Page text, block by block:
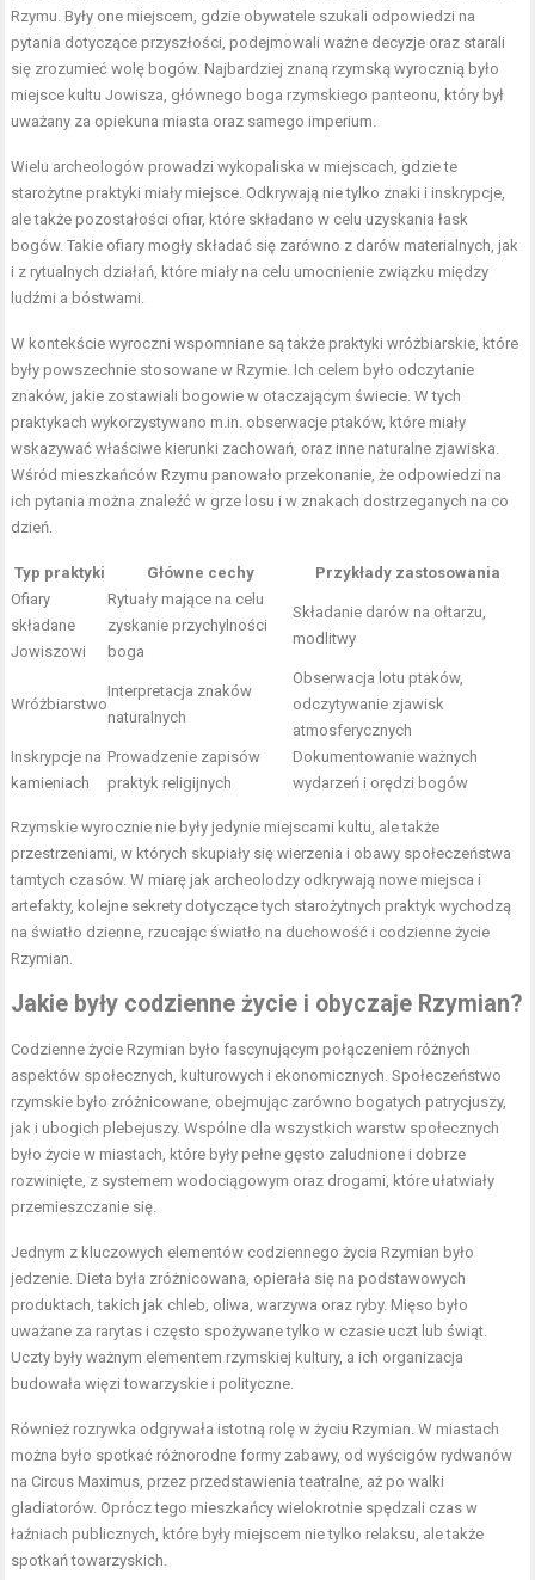
Rzymu. Były one miejscem, gdzie obywatele szukali odpowiedzi na
pytania dotyczące przyszłości, podejmowali ważne decyzje oraz starali
się zrozumieć wolę bogów. Najbardziej znaną rzymską wyrocznią było
miejsce kultu Jowisza, głównego boga rzymskiego panteonu, który był
uważany za opiekuna miasta oraz samego imperium.
Wielu archeologów prowadzi wykopaliska w miejscach, gdzie te
starożytne praktyki miały miejsce. Odkrywają nie tylko znaki i inskrypcje,
ale także pozostałości ofiar, które składano w celu uzyskania łask
bogów. Takie ofiary mogły składać się zarówno z darów materialnych, jak
i z rytualnych działań, które miały na celu umocnienie związku między
ludźmi a bóstwami.
W kontekście wyroczni wspomniane są także praktyki wróżbiarskie, które
były powszechnie stosowane w Rzymie. Ich celem było odczytanie
znaków, jakie zostawiali bogowie w otaczającym świecie. W tych
praktykach wykorzystywano m.in. obserwacje ptaków, które miały
wskazywać właściwe kierunki zachowań, oraz inne naturalne zjawiska.
Wśród mieszkańców Rzymu panowało przekonanie, że odpowiedzi na
ich pytania można znaleźć w grze losu i w znakach dostrzeganych na co
dzień.
Typ praktyki Główne cechy
Przykłady zastosowania
Ofiary
składane
Jowiszowi
Rytuały mające na celu
zyskanie przychylności
boga
Składanie darów na ołtarzu,
modlitwy
Wróżbiarstwo
Interpretacja znaków
naturalnych
Obserwacja lotu ptaków,
odczytywanie zjawisk
atmosferycznych
Inskrypcje na
kamieniach
Prowadzenie zapisów
praktyk religijnych
Dokumentowanie ważnych
wydarzeń i orędzi bogów
Rzymskie wyrocznie nie były jedynie miejscami kultu, ale także
przestrzeniami, w których skupiały się wierzenia i obawy społeczeństwa
tamtych czasów. W miarę jak archeolodzy odkrywają nowe miejsca i
artefakty, kolejne sekrety dotyczące tych starożytnych praktyk wychodzą
na światło dzienne, rzucając światło na duchowość i codzienne życie
Rzymian.
Jakie były codzienne życie i obyczaje Rzymian?
Codzienne życie Rzymian było fascynującym połączeniem różnych
aspektów społecznych, kulturowych i ekonomicznych. Społeczeństwo
rzymskie było zróżnicowane, obejmując zarówno bogatych patrycjuszy,
jak i ubogich plebejuszy. Wspólne dla wszystkich warstw społecznych
było życie w miastach, które były pełne gęsto zaludnione i dobrze
rozwinięte, z systemem wodociągowym oraz drogami, które ułatwiały
przemieszczanie się.
Jednym z kluczowych elementów codziennego życia Rzymian było
jedzenie. Dieta była zróżnicowana, opierała się na podstawowych
produktach, takich jak chleb, oliwa, warzywa oraz ryby. Mięso było
uważane za rarytas i często spożywane tylko w czasie uczt lub świąt.
Uczty były ważnym elementem rzymskiej kultury, a ich organizacja
budowała więzi towarzyskie i polityczne.
Również rozrywka odgrywała istotną rolę w życiu Rzymian. W miastach
można było spotkać różnorodne formy zabawy, od wyścigów rydwanów
na Circus Maximus, przez przedstawienia teatralne, aż po walki
gladiatorów. Oprócz tego mieszkańcy wielokrotnie spędzali czas w
łaźniach publicznych, które były miejscem nie tylko relaksu, ale także
spotkań towarzyskich.